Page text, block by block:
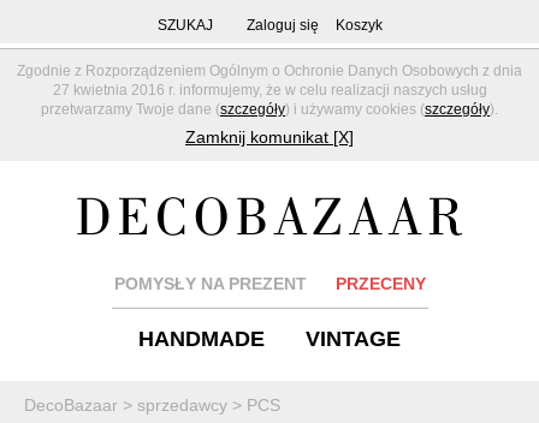
Zgodnie z Rozporządzeniem Ogólnym o Ochronie Danych Osobowych z dnia
27 kwietnia 2016 r. informujemy, że w celu realizacji naszych usług
przetwarzamy Twoje dane (szczegóły) i używamy cookies (szczegóły).
Zamknij komunikat [X]
SZUKAJ Zaloguj się Koszyk
POMYSŁY NA PREZENT PRZECENY
HANDMADE VINTAGE
DecoBazaar > sprzedawcy > PCS